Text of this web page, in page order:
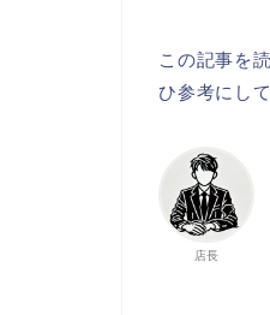
この記事を
ひ参考にし
店長